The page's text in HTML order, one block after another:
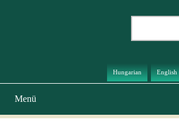
Hungarian English
Hauptnavigation
Menü